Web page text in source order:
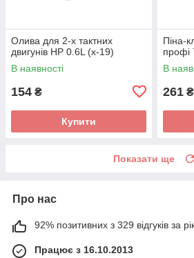
Олива для 2-х тактних
двигунів HP 0.6L (х-19)
В наявності
154 ₴
Купити
Піна-
профі
В
261 ₴
Показати ще
Про нас
92% позитивних з 329 відгуків за
Працює з 16.10.2013